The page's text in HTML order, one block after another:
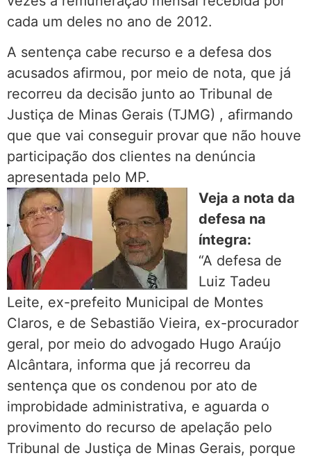
cada um deles no ano de 2012.
A sentença cabe recurso e a defesa dos
acusados afirmou, por meio de nota, que já
recorreu da decisão junto ao Tribunal de
Justiça de Minas Gerais (TJMG) , afirmando
que que vai conseguir provar que não houve
participação dos clientes na denúncia
apresentada pelo MP.
Veja a nota da
defesa na
íntegra:
“A defesa de
Luiz Tadeu
Leite, ex-prefeito Municipal de Montes
Claros, e de Sebastião Vieira, ex-procurador
geral, por meio do advogado Hugo Araújo
Alcântara, informa que já recorreu da
sentença que os condenou por ato de
improbidade administrativa, e aguarda o
provimento do recurso de apelação pelo
Tribunal de Justiça de Minas Gerais, porque